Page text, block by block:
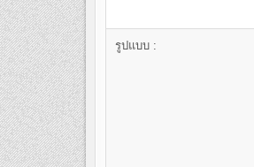
รูปแบบ :